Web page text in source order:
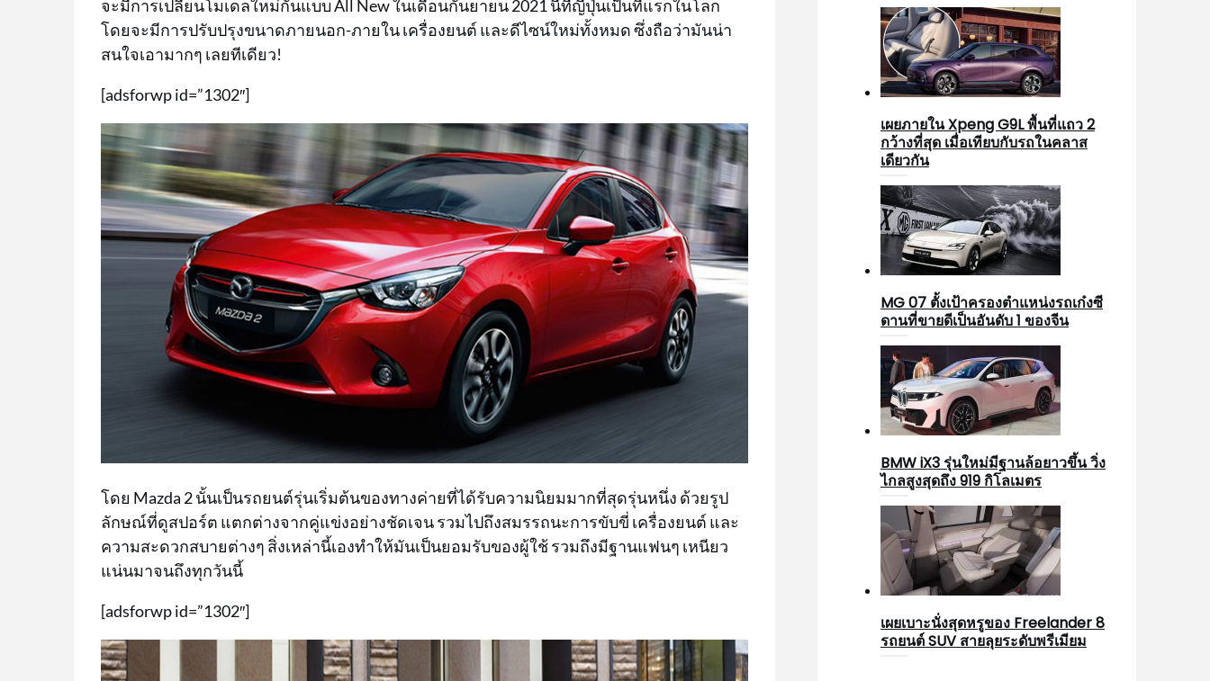
จะมีการเปลี่ยนโมเดลใหม่กันแบบ All New ในเดือนกันยายน 2021 นี้ที่ญี่ปุ่นเป็นที่แรกในโลก
โดยจะมีการปรับปรุงขนาดภายนอก-ภายใน เครื่องยนต์ และดีไซน์ใหม่ทั้งหมด ซึ่งถือว่ามันน่า
สนใจเอามากๆ เลยทีเดียว!
[adsforwp id=”1302″]
โดย Mazda 2 นั้นเป็นรถยนต์รุ่นเริ่มต้นของทางค่ายที่ได้รับความนิยมมากที่สุดรุ่นหนึ่ง ด้วยรูป
ลักษณ์ที่ดูสปอร์ต แตกต่างจากคู่แข่งอย่างชัดเจน รวมไปถึงสมรรถนะการขับขี่ เครื่องยนต์ และ
ความสะดวกสบายต่างๆ สิ่งเหล่านี้เองทำให้มันเป็นยอมรับของผู้ใช้ รวมถึงมีฐานแฟนๆ เหนียว
แน่นมาจนถึงทุกวันนี้
[adsforwp id=”1302″]
เผยภายใน Xpeng G9L พื้นที่แถว 2
กว้างที่สุด เมื่อเทียบกับรถในคลาส
เดียวกัน
MG 07 ตั้งเป้าครองตำแหน่งรถเก๋งซี
ดานที่ขายดีเป็นอันดับ 1 ของจีน
BMW iX3 รุ่นใหม่มีฐานล้อยาวขึ้น วิ่ง
ไกลสูงสุดถึง 919 กิโลเมตร
เผยเบาะนั่งสุดหรูของ Freelander 8
รถยนต์ SUV สายลุยระดับพรีเมียม